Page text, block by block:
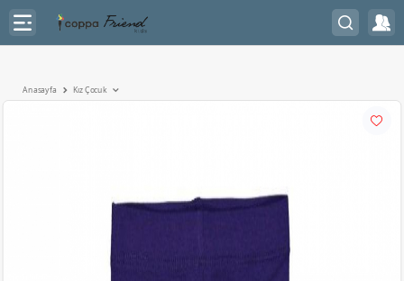
Anasayfa Kız Çocuk